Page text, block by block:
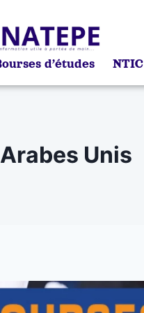
d’études NTIC
Unis